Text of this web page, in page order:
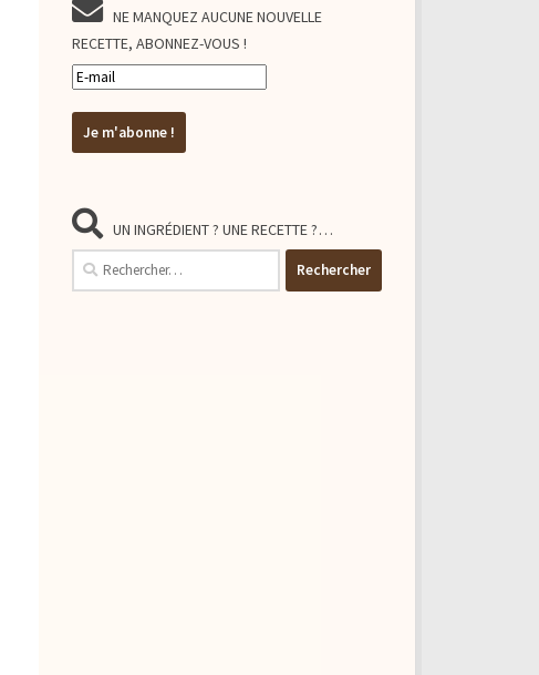
NE MANQUEZ AUCUNE NOUVELLE
RECETTE, ABONNEZ-VOUS !
UN INGRÉDIENT ? UNE RECETTE ?…
Rechercher :